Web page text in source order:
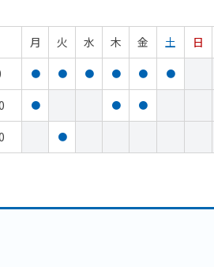
月 火 水 木 金 土
日
● ● ● ● ● ●
● ● ●
●